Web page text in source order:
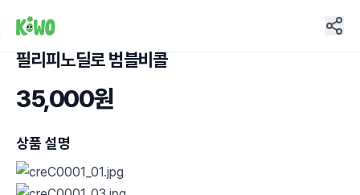
필리피노딜로 범블비콜
35,000원
상품 설명